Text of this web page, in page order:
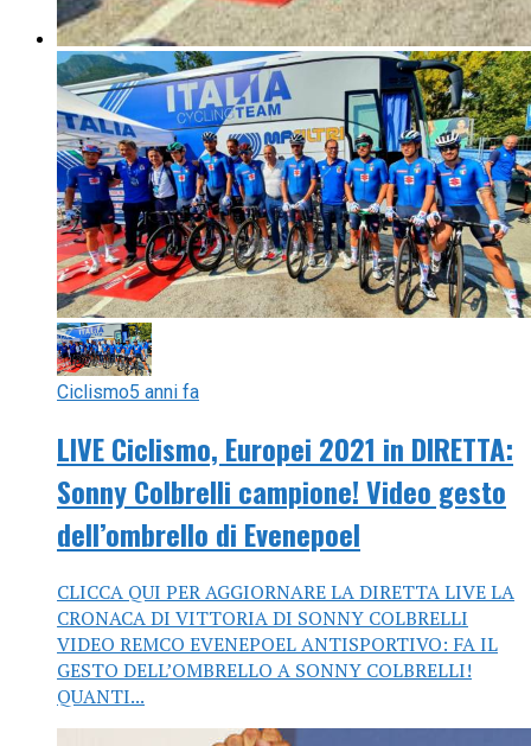
Ciclismo5 anni fa
LIVE Ciclismo, Europei 2021 in DIRETTA:
Sonny Colbrelli campione! Video gesto
dell’ombrello di Evenepoel
CLICCA QUI PER AGGIORNARE LA DIRETTA LIVE LA
CRONACA DI VITTORIA DI SONNY COLBRELLI
VIDEO REMCO EVENEPOEL ANTISPORTIVO: FA IL
GESTO DELL’OMBRELLO A SONNY COLBRELLI!
QUANTI...